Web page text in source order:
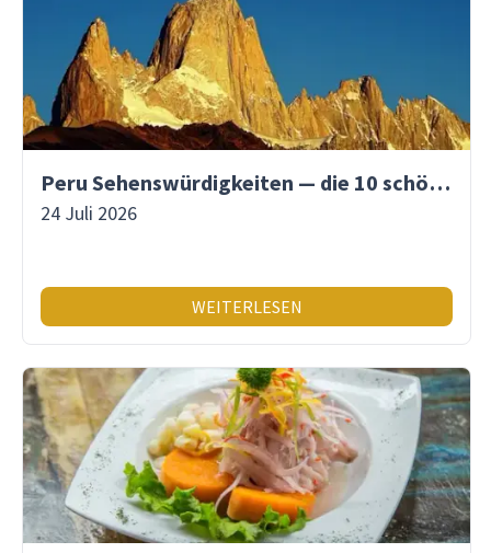
Peru Sehenswürdigkeiten — die 10 schönsten Orte
24 Juli 2026
WEITERLESEN